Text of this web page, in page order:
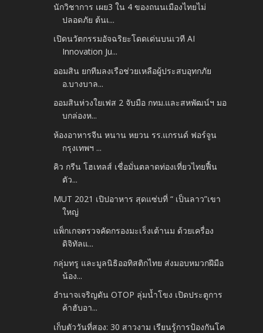
นักวิชาการ เผย3 ใน 4 ของถนนเมืองไทยไม่
ปลอดภัย ต้นเ...
เปิดนวัตกรรมอัจฉริยะโดดเด่นบนเวที AI
Innovation Ju...
ออมสิน ยกทีมลงเรือช่วยเหลือผู้ประสบอุทกภัย
อ.บางบาล...
ออมสินห่วงใยเฟส 2 จับมือ กทม.และสหพัฒน์ฯ มอ
บกล่องห...
ห้องอาหารจีน หนาน หยวน รร.แกรนด์ ฟอร์จูน
กรุงเทพฯ ...
คิว กรีน โฮเทลส์ เชื่อมั่นตลาดท่องเที่ยวไทยฟื้น
ตัว...
MUT 2021 เปิปอาหาร สุดแซ่บที่ “ เป็นลาว”เขา
ใหญ่
แพ็กเกจตรวจคัดกรองมะเร็งเต้านม ด้วยเครื่อง
ดิจิทัลแ...
กลุ่มทรู และมูลนิธิออทิสติกไทย ส่งมอบหมวกฝีมือ
น้อง...
อำนาจเจริญดัน OTOP ลุ่มน้ำโขง เปิดประตูการ
ค้าฮับอา...
เก็บตัววันที่สอง: 30 สาวงาม เรียนรู้การป้องกันโค